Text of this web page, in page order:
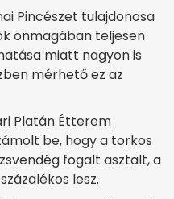
Pincészet tulajdonosa
önmagában teljesen
miatt nagyon is
mérhető ez az
Platán Étterem
be, hogy a torkos
fogalt asztalt, a
lesz.